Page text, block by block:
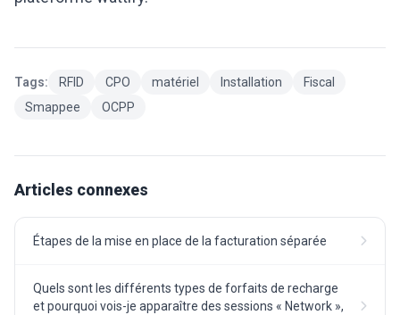
Tags: RFID CPO matériel Installation
Fiscal
Smappee
OCPP
Articles connexes
Étapes de la mise en place de la facturation séparée
Quels sont les différents types de forfaits de recharge
et pourquoi vois-je apparaître des sessions « Network »,